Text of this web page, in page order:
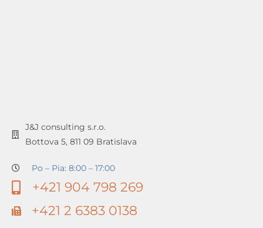
J&J consulting s.r.o.
Bottova 5, 811 09 Bratislava
Po – Pia: 8:00 – 17:00
+421 904 798 269
+421 2 6383 0138